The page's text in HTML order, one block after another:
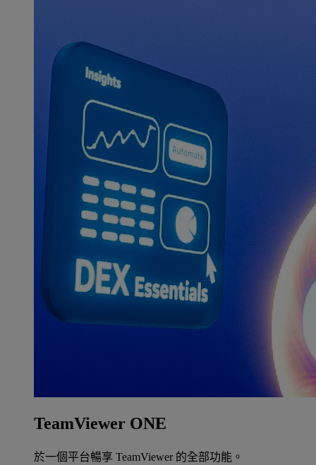
TeamViewer ONE
於一個平台暢享 TeamViewer 的全部功能。